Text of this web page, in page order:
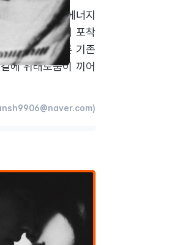
컬만을 두고 에너지
량을 선명하게 포착
고 만다. 물론 기존
에 위태로움이 끼어